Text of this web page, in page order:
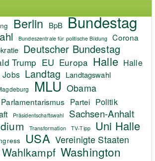
Berlin BpB Bundestag
Bundeszentrale für politische Bildung Corona
Deutscher Bundestag
Trump EU Europa Halle Halle
Jobs Landtag Landtagswahl
MLU Obama
Parlamentarismus Partei Politik
Präsidentschaftswahl Sachsen-Anhalt
Transformation TV-Tipp Uni Halle
USA Vereinigte Staaten
Wahlkampf Washington